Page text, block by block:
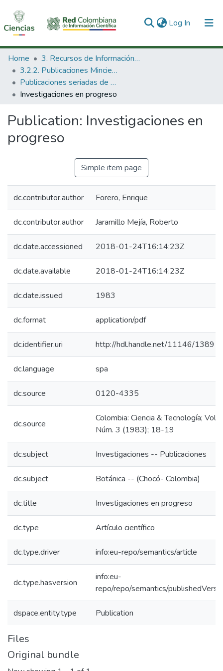
Log In (current)
Communities & Collections
All of DSpace
Statistics
Home
3. Recursos de Información Científica y Tecnológica
3.2.2. Publicaciones Minciencias
Publicaciones seriadas de Minciencias
Investigaciones en progreso
Publication: Investigaciones en
progreso
Simple item page
dc.contributor.author Forero, Enrique
dc.contributor.author Jaramillo Mejía, Roberto
dc.date.accessioned 2018-01-24T16:14:23Z
dc.date.available 2018-01-24T16:14:23Z
dc.date.issued 1983
dc.format application/pdf
dc.identifier.uri http://hdl.handle.net/11146/1389
dc.language spa
dc.source 0120-4335
dc.source
Colombia: Ciencia & Tecnología; Vol.
Núm. 3 (1983); 18-19
dc.subject Investigaciones -- Publicaciones
dc.subject Botánica -- (Chocó- Colombia)
dc.title Investigaciones en progreso
dc.type Artículo científico
dc.type.driver info:eu-repo/semantics/article
dc.type.hasversion
info:eu-
repo/repo/semantics/
dspace.entity.type Publication
Files
Original bundle